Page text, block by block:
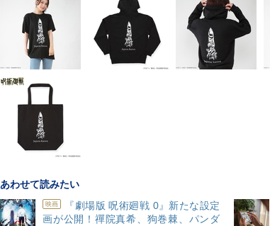
あわせて読みたい
映画
『劇場版 呪術廻戦 0』新たな設定
画が公開！禪院真希、狗巻棘、パンダ